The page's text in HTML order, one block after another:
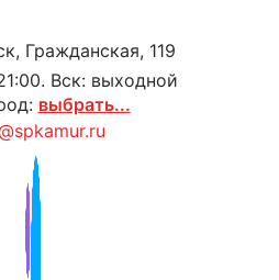
Гражданская, 119
Вск: выходной
выбрать...